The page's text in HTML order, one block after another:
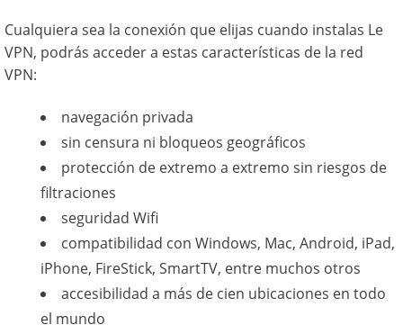
Cualquiera sea la conexión que elijas cuando instalas Le
VPN, podrás acceder a estas características de la red
VPN:
navegación privada
sin censura ni bloqueos geográficos
protección de extremo a extremo sin riesgos de
filtraciones
seguridad Wifi
compatibilidad con Windows, Mac, Android, iPad,
iPhone, FireStick, SmartTV, entre muchos otros
accesibilidad a más de cien ubicaciones en todo
el mundo